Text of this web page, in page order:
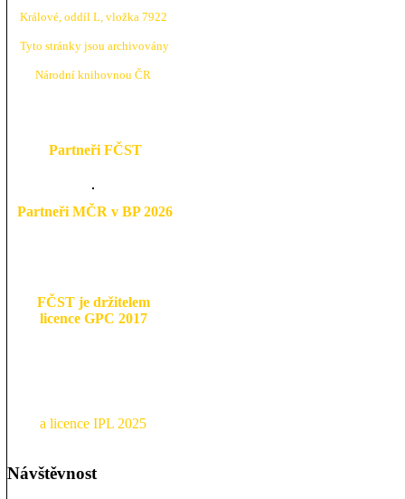
Králové, oddíl L, vložka 7922
Tyto stránky jsou archivovány
Národní knihovnou ČR
Partneři FČST
Partneři MČR v BP 2026
FČST je držitelem
licence GPC 2017
a licence IPL 2025
Návštěvnost